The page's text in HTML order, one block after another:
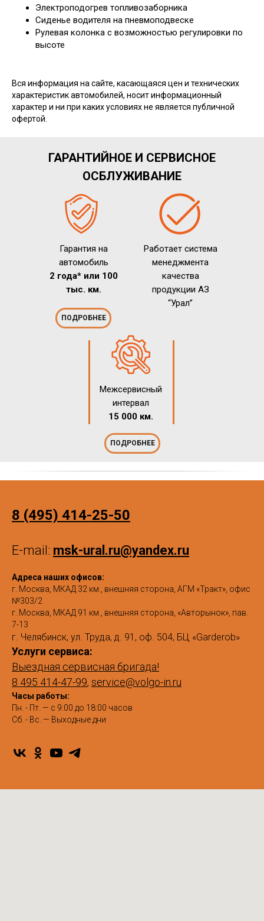
Электроподогрев топливозаборника
Сиденье водителя на пневмоподвеске
Рулевая колонка с возможностью регулировки по
высоте
Вся информация на сайте, касающаяся цен и технических
характеристик автомобилей, носит информационный
характер и ни при каких условиях не является публичной
офертой.
ГАРАНТИЙНОЕ И СЕРВИСНОЕ
ОСБЛУЖИВАНИЕ
Гарантия на
автомобиль
2 года* или 100
тыс. км.
Работает система
менеджмента
качества
продукции АЗ
“Урал”
Межсервисный
интервал
15 000 км.
ПОДРОБНЕЕ
ПОДРОБНЕЕ
8 (495) 414-25-50
E-mail: msk-ural.ru@yandex.ru
Адреса наших офисов:
г. Москва, МКАД 32 км., внешняя сторона, АГМ «Тракт», офис
№303/2
г. Москва, МКАД 91 км., внешняя сторона, «Авторынок», пав.
7-13
г. Челябинск, ул. Труда, д. 91, оф. 504, БЦ «Garderob»
Услуги сервиса:
Выездная сервисная бригада!
8 495 414-47-99, service@volgo-in.ru
Часы работы:
Пн. - Пт. — с 9:00 до 18:00 часов
Сб. - Вс. — Выходные дни